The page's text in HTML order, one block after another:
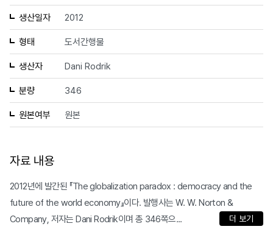
생산일자 2012
형태 도서간행물
생산자 Dani Rodrik
분량 346
원본여부 원본
자료 내용
2012년에 발간된 『The globalization paradox : democracy and the
future of the world economy』이다. 발행사는 W. W. Norton &
Company, 저자는 Dani Rodrik이며 총 346쪽으...
더 보기